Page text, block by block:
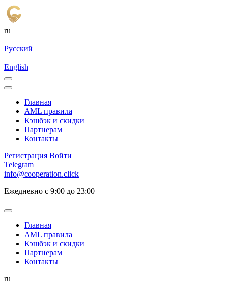
ru
Русский
English
Главная
AML правила
Кэшбэк и cкидки
Партнерам
Контакты
Регистрация Войти
Telegram
info@cooperation.click
Ежедневно с 9:00 до 23:00
Главная
AML правила
Кэшбэк и cкидки
Партнерам
Контакты
ru